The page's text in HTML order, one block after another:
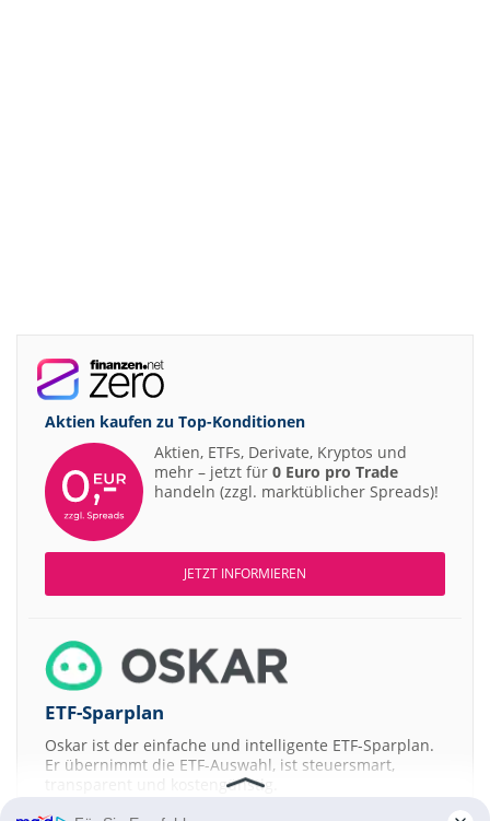
Aktien kaufen zu Top-Konditionen
Aktien, ETFs, Derivate, Kryptos und
mehr – jetzt für 0 Euro pro Trade
handeln (zzgl. marktüblicher Spreads)!
JETZT INFORMIEREN
ETF-Sparplan
Oskar ist der einfache und intelligente ETF-Sparplan.
Er übernimmt die ETF-Auswahl, ist steuersmart,
transparent und kostengünstig.